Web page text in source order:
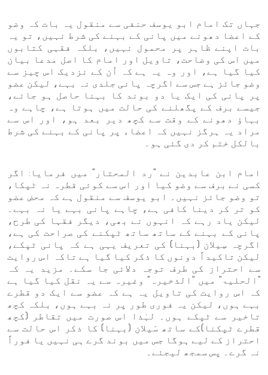
جہاں تک امام ابو یوسف حنفی سے منقول یہ بات کہ وضو
کے اعضا دھونے میں پانی کے بہنے کی شرط نہیں، تو یہ
بات اپنے ظاہر پر محمول نہیں، بلکہ فقہی کتابوں
میں اس کی وضاحت، تاویل اور امام کا اصل مدعا بیان
کیا گیا ہے، اور وہ یہ ہے کہ اُن کے نزدیک اس چیز سے
وضو جائز ہے جس سے اگرچہ پانی جلدی نہ بہے، لیکن عضو
پر پانی کی ایک یا دو بوند کا بہنا حاصل ہو جائے،
جیسے برف کے پگھلنے کی حالت میں ہوتا ہے، چاہے وہ
بہاؤ دھونے کے وقت سے کچھ دیر بعد ہو، اور اس سے
مراد یہ ہرگز نہیں کہ اعضاء پر پانی کے بہنے کی شرط
بالکل ختم کر دی گئی ہو۔
امام ابن عابدین نے "رد المحتار" میں فرمایا: اگر
کسی نے برف سے وضو کیا اور اس سے کوئی قطرہ نہ ٹپکا،
تو وضو جائز نہیں۔ ابو یوسف سے منقول ہے کہ محض عضو
کو تر کر دینا کافی ہے، چاہے پانی بہے یا نہ بہے۔
لیکن یاد رہے کہ انہوں نے بھی، دیگر فقہا کی طرح،
پانی کے بہنے کے ساتھ ساتھ ٹپکنے کی صراحت کی ہے،
اگرچہ سِیلان (بہنا) کی تعریف یہی ہے کہ پانی ٹپکے،
لیکن تاکیداً دونوں کا ذکر کیا گیا ہے تاکہ اس روایت
سے احتراز کی طرف توجہ دلائی جا سکے۔ مزید یہ کہ
"الحلیۃ" میں "الذخیرہ" وغیرہ سے یہ نقل کیا گیا ہے
کہ اس روایت کی تاویل یہ ہے کہ عضو سے ایک دو قطرے
بہے ہوں، لیکن یہ فوری طور پر نہ بہے ہوں، بلکہ کچھ
تاخیر سے ٹپکے ہوں۔ لہٰذا اس صورت میں تقاطر (کچھ
قطرے ٹپکنا)کے ساتھ سَیلان (بہنا) کا ذکر اس حالت سے
احتراز کے لیے ہوگا جس میں بوند گرے ہی نہیں یا فوراً
نہ گرے۔ پس سمجھ لیجئے۔